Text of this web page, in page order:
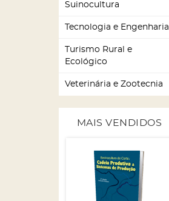
Suinocultura
Tecnologia e Engenharia
Turismo Rural e
Ecológico
Veterinária e Zootecnia
MAIS VENDIDOS